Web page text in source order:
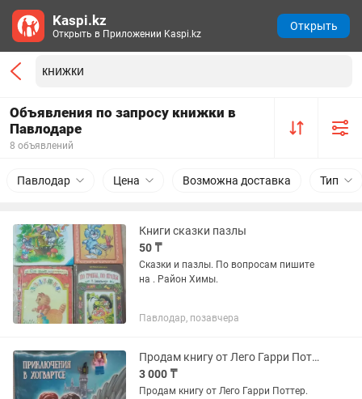
Объявления по запросу книжки в
Павлодаре
8 объявлений
Павлодар Цена Возможна доставка Тип
Книги сказки пазлы
50 ₸
Сказки и пазлы. По вопросам пишите
на . Район Химы.
Павлодар, позавчера
Продам книгу от Лего Гарри Поттер с фигуркой.Приключения в Хогвартсе
3 000 ₸
Продам книгу от Лего Гарри Поттер.
Kaspi.kz
Открыть в Приложении Kaspi.kz
Открыть